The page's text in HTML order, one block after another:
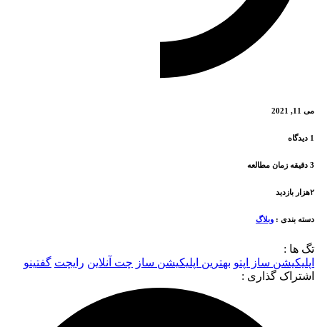
بندی : وبلاگ
:
ساز اپتو
بهترین اپلیکیشن ساز چت آنلاین رایچت
گفتینو
گذاری :